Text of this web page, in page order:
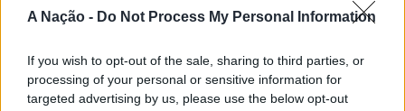
A Nação - Do Not Process My Personal Information
If you wish to opt-out of the sale, sharing to third parties, or
processing of your personal or sensitive information for
targeted advertising by us, please use the below opt-out
ténis.
Apesar das desistências de última hora de jogadores
como Casper Ruud (Noruega), Alejandro Davidovich
Fokina (Espanha) e Matteo Arnaldi (Itália), a prova
Castelo Branco: “Bienal
Internacional de Artes e Ofícios”
promete afirmar artesanato,